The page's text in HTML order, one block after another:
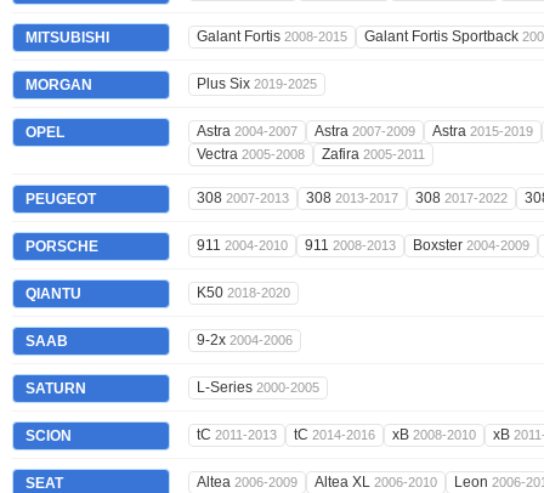
MITSUBISHI Galant Fortis 2008-2015 Galant Fortis Sportback
MORGAN Plus Six 2019-2025
OPEL Astra 2004-2007 Astra 2007-2009 Astra 2015-2019
Vectra 2005-2008 Zafira 2005-2011
PEUGEOT 308 2007-2013 308 2013-2017 308 2017-2022
PORSCHE 911 2004-2010 911 2008-2013 Boxster 2004-2009
QIANTU K50 2018-2020
SAAB 9-2x 2004-2006
SATURN L-Series 2000-2005
SCION tC 2011-2013 tC 2014-2016 xB 2008-2010 xB
SEAT Altea 2006-2009 Altea XL 2006-2010 Leon 2006-